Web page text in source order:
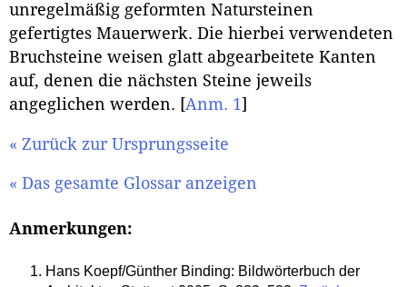
unregelmäßig geformten Natursteinen
gefertigtes Mauerwerk. Die hierbei verwendeten
Bruchsteine weisen glatt abgearbeitete Kanten
auf, denen die nächsten Steine jeweils
angeglichen werden. [Anm. 1]
« Zurück zur Ursprungsseite
« Das gesamte Glossar anzeigen
Anmerkungen:
Hans Koepf/Günther Binding: Bildwörterbuch der